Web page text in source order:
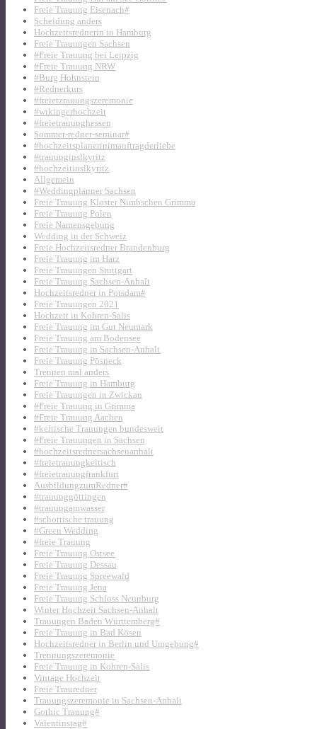
Freie Trauung Eisenach#
Scheidung anders
Hochzeitsrednerin in Hamburg
Freie Trauungen Sachsen
#Freie Trauung bei Leipzig
#Freie Trauung NRW
#Burg Hohnstein
#Rednerkurs
#freietzrauungszeremonie
#wikingerhochzeit
#freietrauunghessen
Sommer-redner-seminar#
#hochzeitsplanerinimauftragderliebe
#trauunginslkyritz
#hochzeitinslkyritz
Allgemein
#Weddingplanner Sachsen
Freie Trauung Kloster Nimbschen Grimma
Freie Trauung Polen
Freie Namensgebung
Wedding in der Schweiz
Freie Hochzeitsredner Brandenburg
Freie Trauung im Harz
Freie Trauungen Stuttgart
Freie Trauung Sachsen-Anhalt
Hochzeitsredner in Potsdam#
Freie Trauungen 2021
Hochzeit in Kohren-Salis
Freie Trauung im Gut Neumark
Freie Trauung am Bodensee
Freie Trauung in Sachsen-Anhalt
Freie Trauung Pösneck
Trennen mal anders
Freie Trauung in Hamburg
Freie Trauungen in Zwickau
#Freie Trauung in Grimma
#Freie Trauung Aachen
#keltische Trauungen bundesweit
#Freie Trauungen in Sachsen
#hochzeitsrednersachsenanhalt
#freietrauungkeltisch
#freietrauungfrankfurt
AusbildungzumRedner#
#trauunggöttingen
#trauungamwasser
#schottische trauung
#Green Wedding
#freie Trauung
Freie Trauung Ostsee
Freie Trauung Dessau
Freie Trauung Spreewald
Freie Trauung Jena
Freie Trauung Schloss Neunburg
Winter Hochzeit Sachsen-Anhalt
Trauungen Baden Württemberg#
Freie Trauung in Bad Kösen
Hochzeitsredner in Berlin und Umgebung#
Trennungszeremonie
Freie Trauung in Kohren-Salis
Vintage Hochzeit
Freie Trauredner
Trauungszeremonie in Sachsen-Anhalt
Gothic Trauung#
Valentinstag#